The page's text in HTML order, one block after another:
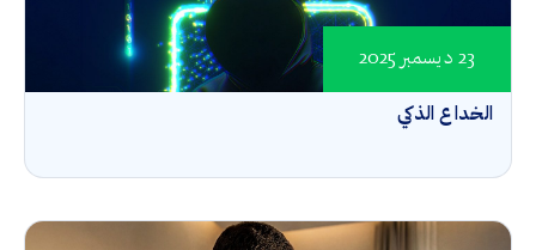
الخداع الذكي
23 ديسمبر 2025